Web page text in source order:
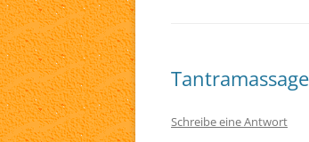
Schreibe eine Antwort